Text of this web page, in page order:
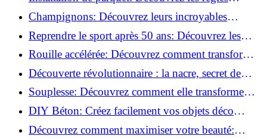
essentielles à respecter!
Champignons: Découvrez leurs incroyables
pouvoirs antioxydants!
Reprendre le sport après 50 ans: Découvrez les
meilleures méthodes!
Rouille accélérée: Découvrez comment transformer
la corrosion en déco tendance!
Découverte révolutionnaire : la nacre, secret de
régénération inouï !
Souplesse: Découvrez comment elle transforme
votre performance sportive!
DIY Béton: Créez facilement vos objets déco
tendance!
Découvrez comment maximiser votre beauté: